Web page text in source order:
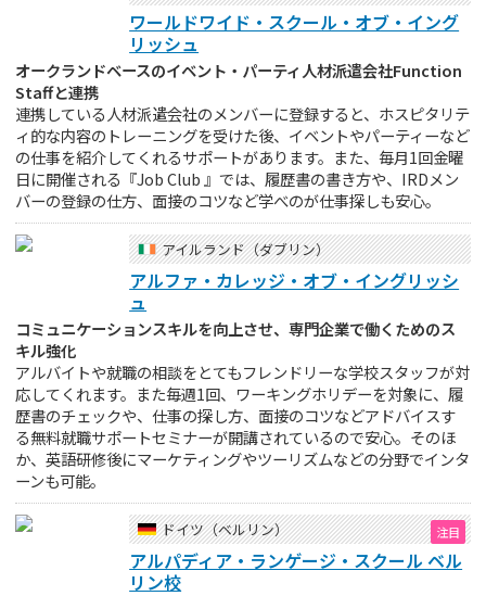
ワールドワイド・スクール・オブ・イング
リッシュ
オークランドベースのイベント・パーティ人材派遣会社Function
Staffと連携
連携している人材派遣会社のメンバーに登録すると、ホスピタリテ
ィ的な内容のトレーニングを受けた後、イベントやパーティーなど
の仕事を紹介してくれるサポートがあります。また、毎月1回金曜
日に開催される『Job Club 』では、履歴書の書き方や、IRDメン
バーの登録の仕方、面接のコツなど学べのが仕事探しも安心。
アイルランド（ダブリン）
アルファ・カレッジ・オブ・イングリッシ
ュ
コミュニケーションスキルを向上させ、専門企業で働くためのス
キル強化
アルバイトや就職の相談をとてもフレンドリーな学校スタッフが対
応してくれます。また毎週1回、ワーキングホリデーを対象に、履
歴書のチェックや、仕事の探し方、面接のコツなどアドバイスす
る無料就職サポートセミナーが開講されているので安心。そのほ
か、英語研修後にマーケティングやツーリズムなどの分野でインタ
ーンも可能。
ドイツ（ベルリン）
アルパディア・ランゲージ・スクール ベル
リン校